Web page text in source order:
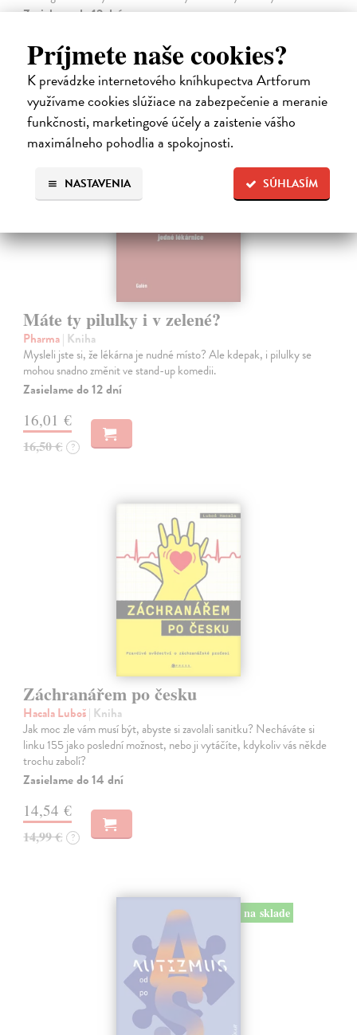
Príjmete naše cookies?
K prevádzke internetového kníhkupectva Artforum
využívame cookies slúžiace na zabezpečenie a meranie
funkčnosti, marketingové účely a zaistenie vášho
maximálneho pohodlia a spokojnosti.
SÚHLASÍM
NASTAVENIA
Zasielame do 12 dní
15,91 €
16,40 € ?
Máte ty pilulky i v zelené?
Pharma| Kniha
Mysleli jste si, že lékárna je nudné místo? Ale kdepak, i pilulky se
mohou snadno změnit ve stand-up komedii.
Zasielame do 12 dní
16,01 €
16,50 € ?
Záchranářem po česku
Hacala Luboš| Kniha
Jak moc zle vám musí být, abyste si zavolali sanitku? Necháváte si
linku 155 jako poslední možnost, nebo ji vytáčíte, kdykoliv vás někde
trochu zabolí?
Zasielame do 14 dní
14,54 €
14,99 € ?
na sklade